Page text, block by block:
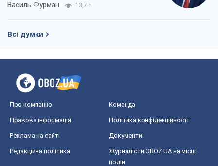
Василь Фурман 13,7 т.
Всі думки
Про компанію Команда
Правова інформація Політика конфіденційності
Реклама на сайті Документи
Редакційна політика
Журналісти OBOZ.UA на місці
подій